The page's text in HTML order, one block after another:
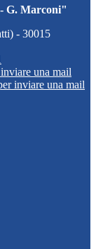
G. Marconi"
- 30015
una mail
inviare una mail